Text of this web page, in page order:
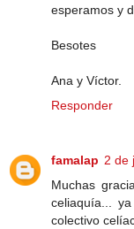
esperamos y
Besotes
Ana y Víctor.
Responder
famalap 2 de
Muchas
celiaquía...
colectivo